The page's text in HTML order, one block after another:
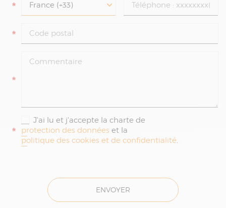
*
*
*
*
J'ai lu et j'accepte la charte de
protection des données et la
politique des cookies et de confidentialité.
ENVOYER